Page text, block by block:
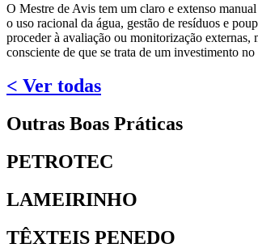
O Mestre de Avis tem um claro e extenso
o uso racional da água, gestão de resíduos e
proceder à avaliação ou monitorização externas,
consciente de que se trata de um investimento
< Ver todas
Outras Boas Práticas
PETROTEC
LAMEIRINHO
TÊXTEIS PENEDO